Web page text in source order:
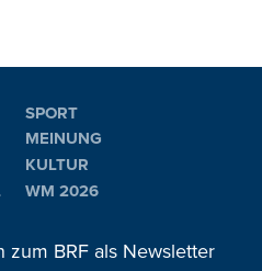
SPORT
MEINUNG
KULTUR
WM 2026
zum BRF als Newsletter